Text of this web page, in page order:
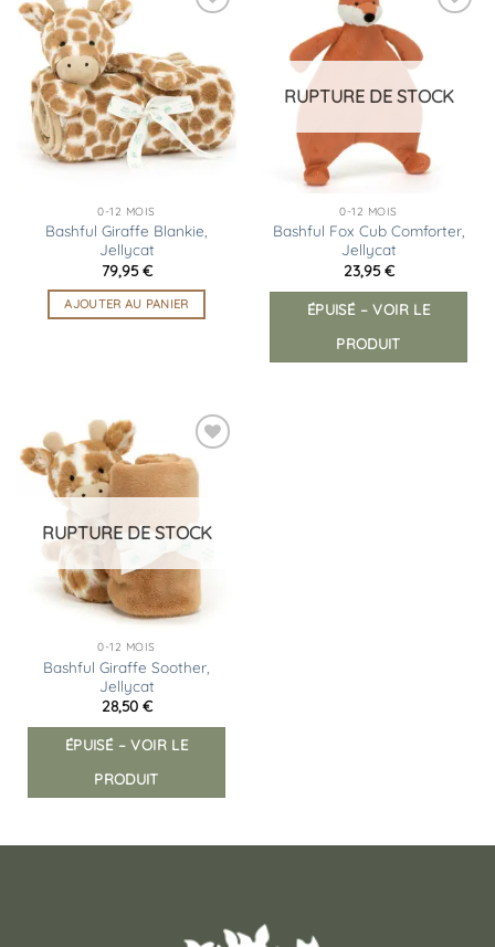
liste
d’envies
0-12 MOIS
Bashful Giraffe Blankie,
Jellycat
79,95€
AJOUTER AU PANIER
RUPTURE DE STOCK
0-12 MOIS
Bashful Fox Cub Comforter,
Jellycat
23,95€
ÉPUISÉ – VOIR LE
PRODUIT
Ajouter
liste
RUPTURE DE STOCK
0-12 MOIS
Bashful Giraffe Soother,
Jellycat
28,50 €
ÉPUISÉ – VOIR LE
PRODUIT